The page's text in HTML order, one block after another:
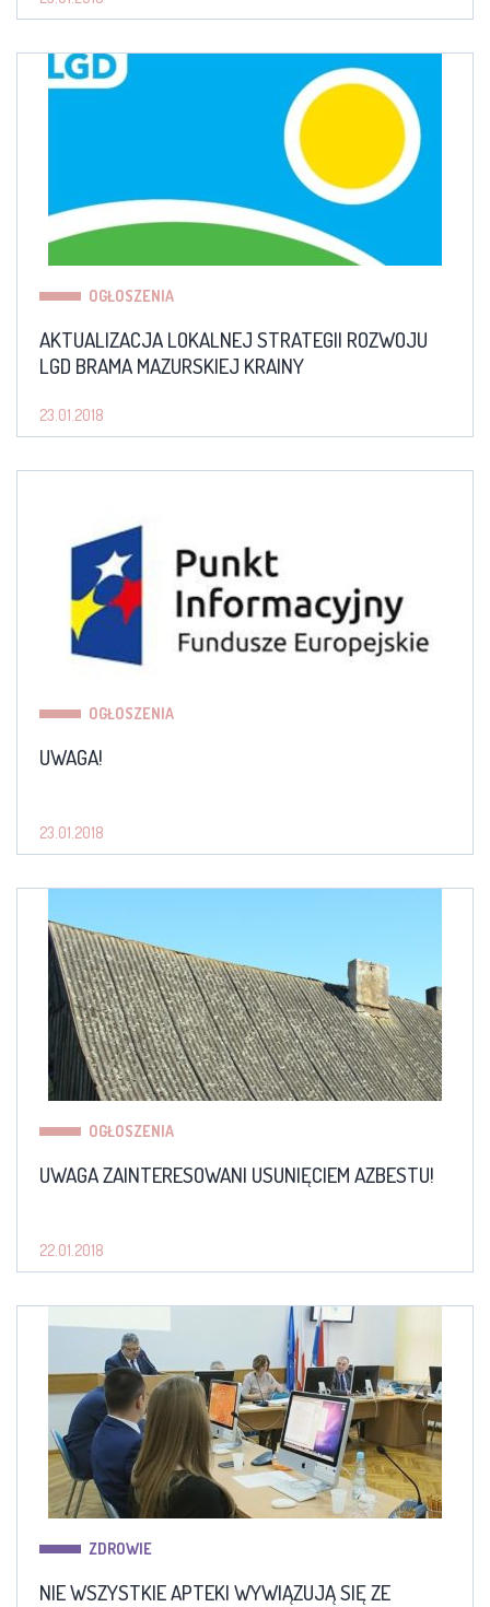
OGŁOSZENIA
AKTUALIZACJA LOKALNEJ STRATEGII ROZWOJU
LGD BRAMA MAZURSKIEJ KRAINY
23.01.2018
OGŁOSZENIA
UWAGA!
23.01.2018
OGŁOSZENIA
UWAGA ZAINTERESOWANI USUNIĘCIEM AZBESTU!
22.01.2018
ZDROWIE
NIE WSZYSTKIE APTEKI WYWIĄZUJĄ SIĘ ZE